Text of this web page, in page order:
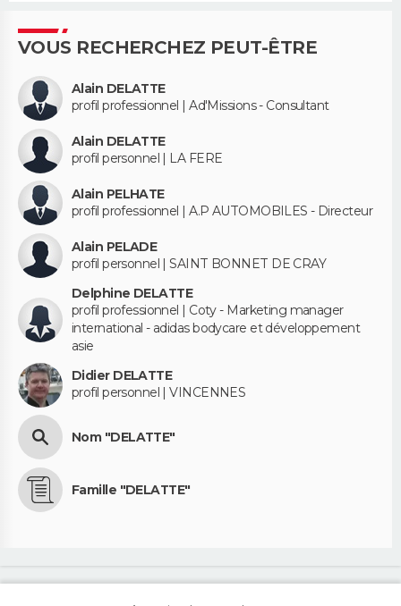
VOUS RECHERCHEZ PEUT-ÊTRE
Alain DELATTE
profil professionnel | Ad'Missions - Consultant
Alain DELATTE
profil personnel | LA FERE
Alain PELHATE
profil professionnel | A.P AUTOMOBILES - Directeur
Alain PELADE
profil personnel | SAINT BONNET DE CRAY
Delphine DELATTE
profil professionnel | Coty - Marketing manager
international - adidas bodycare et développement
asie
Didier DELATTE
profil personnel | VINCENNES
Nom "DELATTE"
Famille "DELATTE"